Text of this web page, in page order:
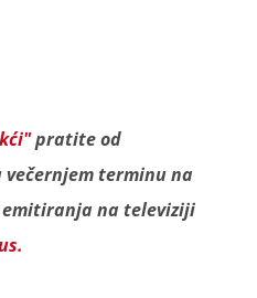
pratite od
terminu na
emitiranja na televiziji